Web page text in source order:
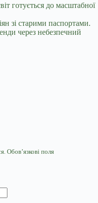
готується до масштабної
зі старими паспортами.
через небезпечний
Обов’язкові поля